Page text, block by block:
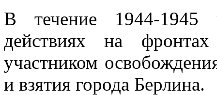
В течение 1944-1945
действиях на
участником
и взятия города Берлина.